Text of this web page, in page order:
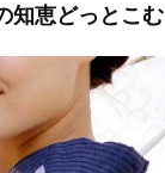
知恵どっとこむ